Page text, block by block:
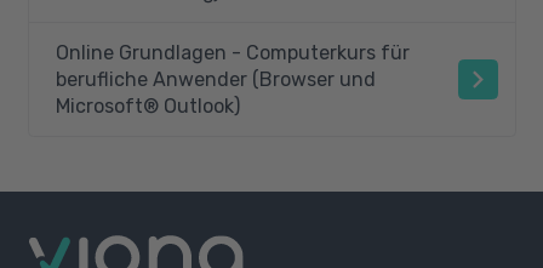
Online Grundlagen - Computerkurs für
berufliche Anwender (Browser und
Microsoft® Outlook)